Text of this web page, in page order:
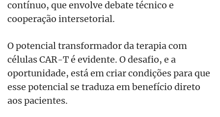
contínuo, que envolve debate técnico e
cooperação intersetorial.
O potencial transformador da terapia com
células CAR-T é evidente. O desafio, e a
oportunidade, está em criar condições para que
esse potencial se traduza em benefício direto
aos pacientes.